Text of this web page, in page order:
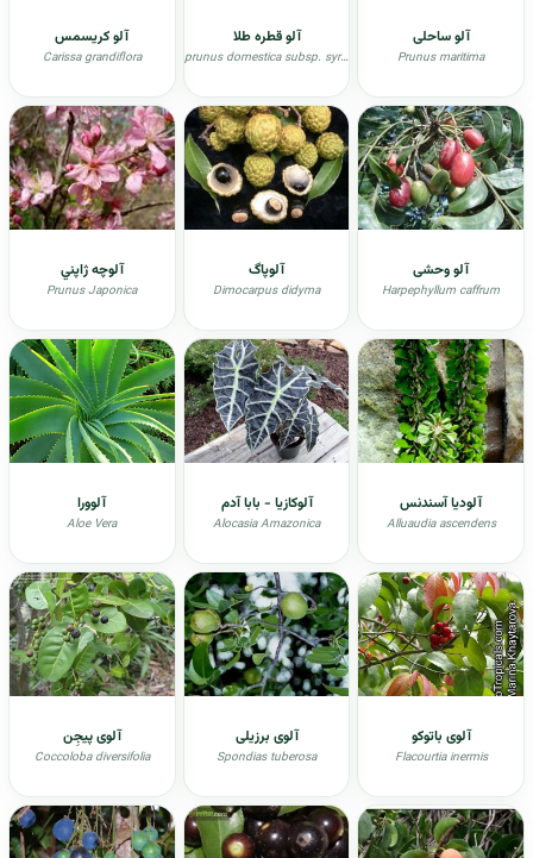
آلو ساحلی
Prunus maritima
آلو قطره طلا
prunus domestica subsp. syriaca
آلو کریسمس
Carissa grandiflora
آلو وحشی
Harpephyllum caffrum
آلوپاگ
Dimocarpus didyma
آلوچه ژاپني
Prunus Japonica
آلودیا آسندنس
Alluaudia ascendens
آلوکازیا - بابا آدم
Alocasia Amazonica
آلوورا
Aloe Vera
آلوی باتوکو
Flacourtia inermis
آلوی برزیلی
Spondias tuberosa
آلوی پیجِن
Coccoloba diversifolia